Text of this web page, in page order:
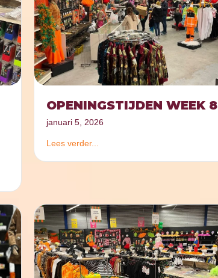
OPENINGSTIJDEN WEEK 8
januari 5, 2026
Lees verder...